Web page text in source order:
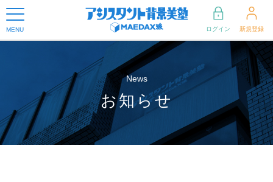
MENU ログイン 新規登録
News
お知らせ